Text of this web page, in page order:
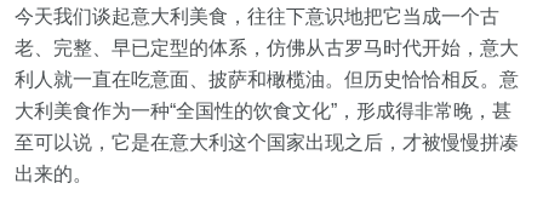
今天我们谈起意大利美食，往往下意识地把它当成一个古
老、完整、早已定型的体系，仿佛从古罗马时代开始，意大
利人就一直在吃意面、披萨和橄榄油。但历史恰恰相反。意
大利美食作为一种“全国性的饮食文化”，形成得非常晚，甚
至可以说，它是在意大利这个国家出现之后，才被慢慢拼凑
出来的。